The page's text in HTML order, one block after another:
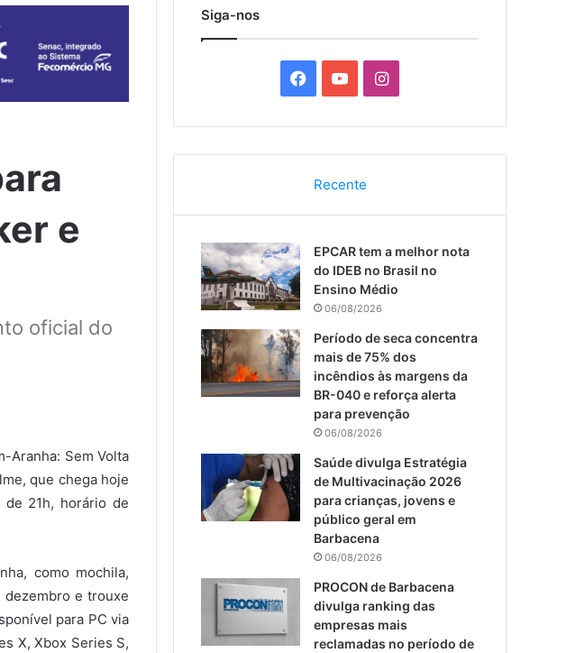
e
oficial do
Aranha: Sem Volta
que chega hoje
21h, horário de
como mochila,
e trouxe
para PC via
X, Xbox Series S,
Siga-nos
c
e
b
o
o
k
u
T
u
b
e
I
s
a
g
r
m
Recente
EPCAR tem a melhor nota
do IDEB no Brasil no
Ensino Médio
06/08/2026
Período de seca concentra
mais de 75% dos
incêndios às margens da
BR-040 e reforça alerta
para prevenção
06/08/2026
Saúde divulga Estratégia
de Multivacinação 2026
para crianças, jovens e
público geral em
Barbacena
06/08/2026
PROCON de Barbacena
divulga ranking das
empresas mais
reclamadas no período de